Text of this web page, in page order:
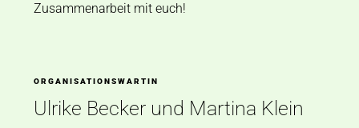
Zusammenarbeit mit euch!
ORGANISATIONSWARTIN
Ulrike Becker und Martina Klein